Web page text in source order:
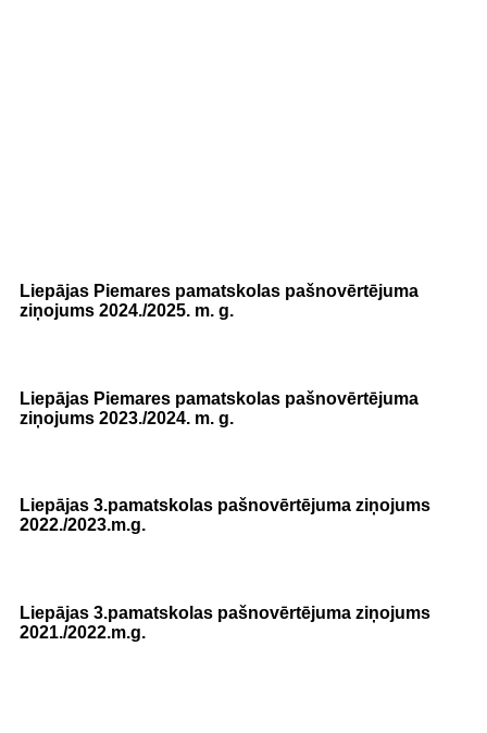
Liepājas Piemares pamatskolas pašnovērtējuma
ziņojums 2024./2025. m. g.
Liepājas Piemares pamatskolas pašnovērtējuma
ziņojums 2023./2024. m. g.
Liepājas 3.pamatskolas pašnovērtējuma ziņojums
2022./2023.m.g.
Liepājas 3.pamatskolas pašnovērtējuma ziņojums
2021./2022.m.g.